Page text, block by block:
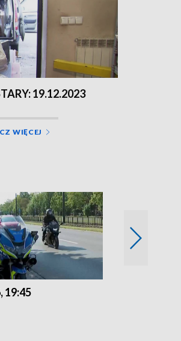
19.12.2023
WIĘCEJ
19:45